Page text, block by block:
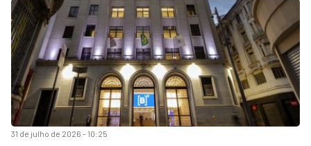
31 de julho de 2026 - 10:25